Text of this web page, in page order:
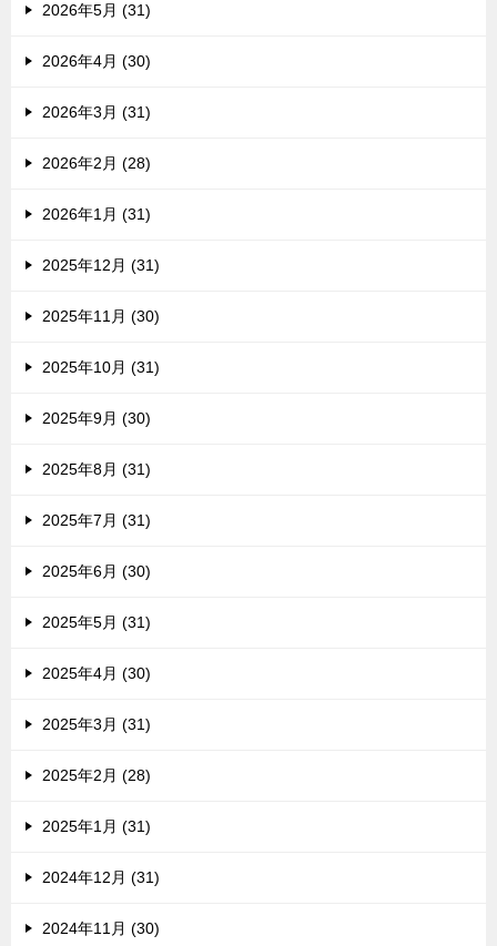
2026年5月 (31)
2026年4月 (30)
2026年3月 (31)
2026年2月 (28)
2026年1月 (31)
2025年12月 (31)
2025年11月 (30)
2025年10月 (31)
2025年9月 (30)
2025年8月 (31)
2025年7月 (31)
2025年6月 (30)
2025年5月 (31)
2025年4月 (30)
2025年3月 (31)
2025年2月 (28)
2025年1月 (31)
2024年12月 (31)
2024年11月 (30)